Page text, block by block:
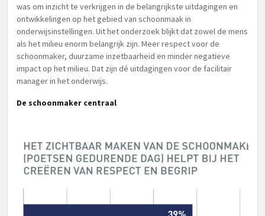
was om inzicht te verkrijgen in de belangrijkste uitdagingen en
ontwikkelingen op het gebied van schoonmaak in
onderwijsinstellingen. Uit het onderzoek blijkt dat zowel de mens
als het milieu enorm belangrijk zijn. Meer respect voor de
schoonmaker, duurzame inzetbaarheid en minder negatieve
impact op het milieu. Dat zijn dé uitdagingen voor de facilitair
manager in het onderwijs.
De schoonmaker centraal